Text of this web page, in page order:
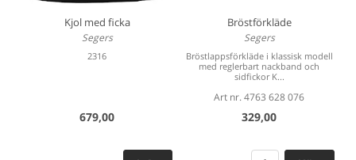
Kjol med ficka
Segers
2316
679,00
Bröstförkläde
Segers
Bröstlappsförkläde i klassisk modell
med reglerbart nackband och
sidfickor K...
Art nr. 4763 628 076
329,00